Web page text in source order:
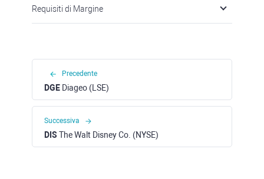
Requisiti di Margine
Precedente
DGE Diageo (LSE)
Successiva
DIS The Walt Disney Co. (NYSE)